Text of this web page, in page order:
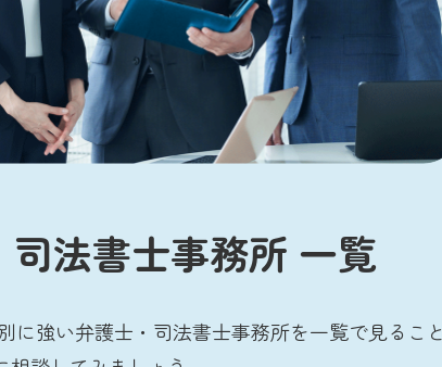
法書士事務所 一覧
に強い弁護士・司法書士事務所を一覧で見ること